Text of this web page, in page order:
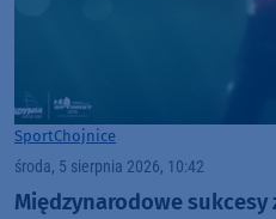
SportChojnice
środa, 5 sierpnia 2026, 10:42
Międzynarodowe sukcesy